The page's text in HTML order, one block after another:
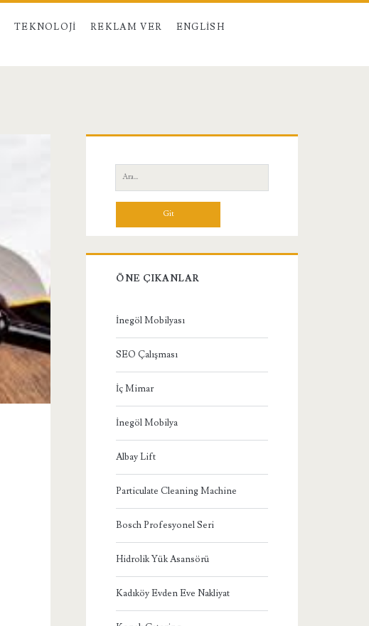
TEKNOLOJI REKLAM VER ENGLISH
Yan
Menü
Ara:
ÖNE ÇIKANLAR
İnegöl Mobilyası
SEO Çalışması
İç Mimar
İnegöl Mobilya
Albay Lift
Particulate Cleaning Machine
Bosch Profesyonel Seri
Hidrolik Yük Asansörü
Kadıköy Evden Eve Nakliyat